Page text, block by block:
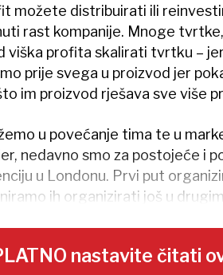
možete distribuirati ili
rast kompanije. Mnoge
viška profita skalirati tvrtku –
prije svega u proizvod jer
im proizvod rješava sve više
u povećanje tima te u
nedavno smo za postojeće i
u Londonu. Prvi put
ih organizirati još u
nastavite čitati